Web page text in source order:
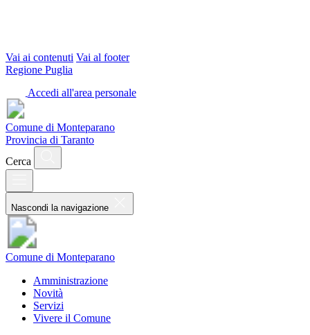
Vai ai contenuti Vai al footer
Regione Puglia
Accedi all'area personale
Comune di Monteparano
Provincia di Taranto
Cerca
Nascondi la navigazione
Comune di Monteparano
Amministrazione
Novità
Servizi
Vivere il Comune